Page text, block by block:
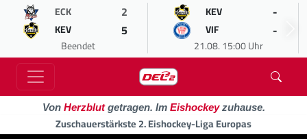
ECK 2
KEV 5
Beendet
KEV -
VIF -
21.08. 15:00 Uhr
Von Herzblutgetragen. Im Eishockeyzuhause.
Zuschauerstärkste 2. Eishockey-Liga Europas